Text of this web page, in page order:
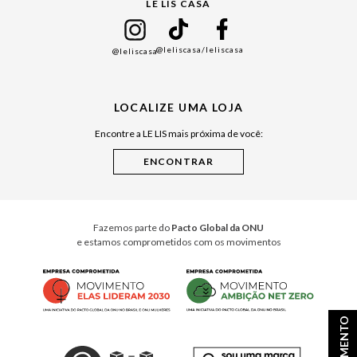
Cuidados Casa
LE LIS CASA
@leliscasa@leliscasa/leliscasa
LOCALIZE UMA LOJA
Encontre a LE LIS mais próxima de você:
Fazemos parte do Pacto Global da ONU
e estamos comprometidos com os movimentos